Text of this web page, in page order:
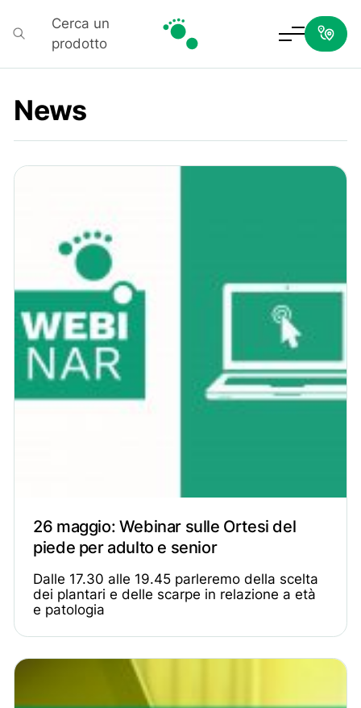
Cerca un
prodotto
News
26 maggio: Webinar sulle Ortesi del
piede per adulto e senior
Dalle 17.30 alle 19.45 parleremo della scelta
dei plantari e delle scarpe in relazione a età
e patologia